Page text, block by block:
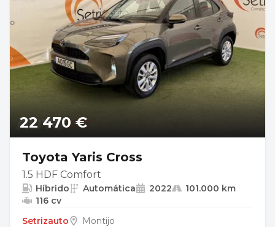
22 470 €
Toyota Yaris Cross
1.5 HDF Comfort
Híbrido Automática 2022
101.000 km
116 cv
Setrizauto
Montijo